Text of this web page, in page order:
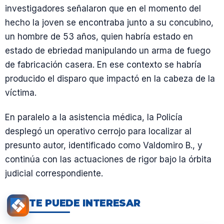
investigadores señalaron que en el momento del
hecho la joven se encontraba junto a su concubino,
un hombre de 53 años, quien habría estado en
estado de ebriedad manipulando un arma de fuego
de fabricación casera. En ese contexto se habría
producido el disparo que impactó en la cabeza de la
víctima.
En paralelo a la asistencia médica, la Policía
desplegó un operativo cerrojo para localizar al
presunto autor, identificado como Valdomiro B., y
continúa con las actuaciones de rigor bajo la órbita
judicial correspondiente.
TE PUEDE INTERESAR